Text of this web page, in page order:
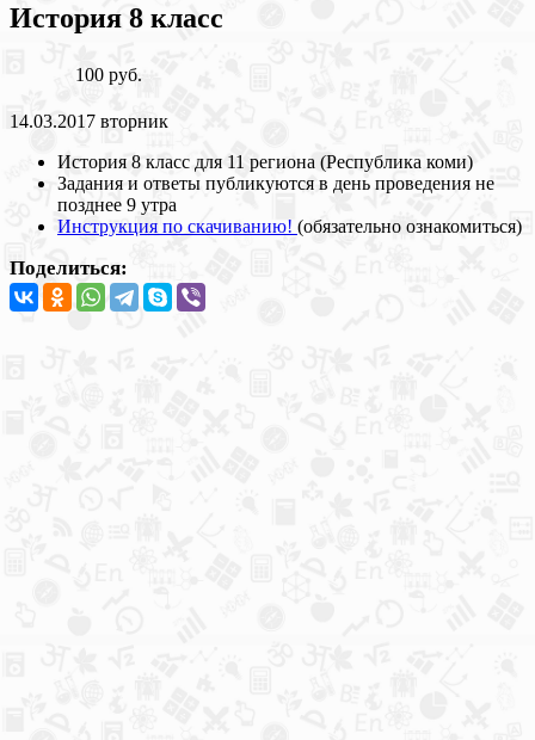
История 8 класс
100 руб.
14.03.2017 вторник
История 8 класс для 11 региона (Республика коми)
Задания и ответы публикуются в день проведения не
позднее 9 утра
Инструкция по скачиванию! (обязательно ознакомиться)
Поделиться: